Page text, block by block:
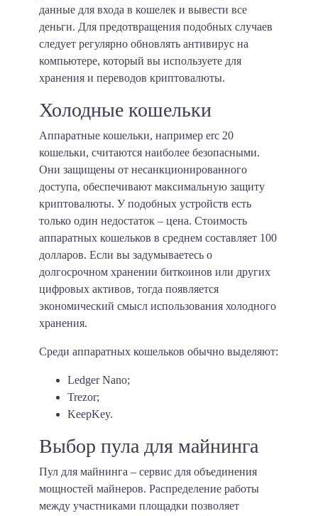
данные для входа в кошелек и вывести все
деньги. Для предотвращения подобных случаев
следует регулярно обновлять антивирус на
компьютере, который вы используете для
хранения и переводов криптовалюты.
Холодные кошельки
Аппаратные кошельки, например erc 20
кошельки, считаются наиболее безопасными.
Они защищены от несанкционированного
доступа, обеспечивают максимальную защиту
криптовалюты. У подобных устройств есть
только один недостаток – цена. Стоимость
аппаратных кошельков в среднем составляет 100
долларов. Если вы задумываетесь о
долгосрочном хранении биткоинов или других
цифровых активов, тогда появляется
экономический смысл использования холодного
хранения.
Среди аппаратных кошельков обычно выделяют:
Ledger Nano;
Trezor;
KeepKey.
Выбор пула для майнинга
Пул для майнинга – сервис для объединения
мощностей майнеров. Распределение работы
между участниками площадки позволяет